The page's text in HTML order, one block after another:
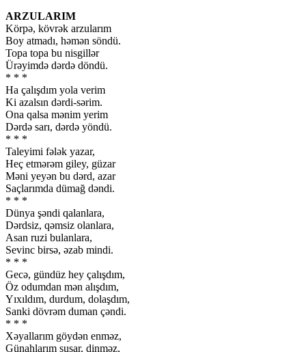
ARZULARIM
Körpə, kövrək arzularım
Boy atmadı, həmən söndü.
Topa topa bu nisgillər
Ürəyimdə dərdə döndü.
* * *
Ha çalışdım yola verim
Ki azalsın dərdi-sərim.
Ona qalsa mənim yerim
Dərdə sarı, dərdə yöndü.
* * *
Taleyimi fələk yazar,
Heç etmərəm giley, güzar
Məni yeyən bu dərd, azar
Saçlarımda dümağ dəndi.
* * *
Dünya şəndi qalanlara,
Dərdsiz, qəmsiz olanlara,
Asan ruzi bulanlara,
Sevinc birsə, əzab mindi.
* * *
Gecə, gündüz hey çalışdım,
Öz odumdan mən alışdım,
Yıxıldım, durdum, dolaşdım,
Sanki dövrəm duman çəndi.
* * *
Xəyallarım göydən enməz,
Günahlarım susar, dinməz,